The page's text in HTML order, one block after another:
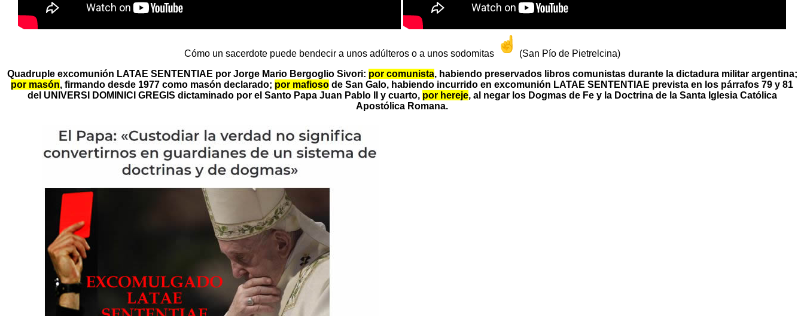
Cómo un sacerdote puede bendecir a unos adúlteros o a unos sodomitas
(San Pío de Pietrelcina)
Quadruple excomunión LATAE SENTENTIAE por Jorge Mario Bergoglio Sivori: por comunista, habiendo preservados libros comunistas durante la dictadura militar argentina;
por masón, firmando desde 1977 como masón declarado; por mafioso de San Galo, habiendo incurrido en excomunión LATAE SENTENTIAE prevista en los párrafos 79 y 81
del UNIVERSI DOMINICI GREGIS dictaminado por el Santo Papa Juan Pablo II y cuarto, por hereje, al negar los Dogmas de Fe y la Doctrina de la Santa Iglesia Católica
Apostólica Romana.